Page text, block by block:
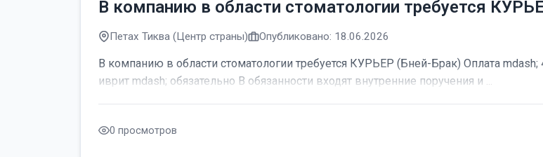
В компанию в области стоматологии требуется
Петах Тиква (Центр страны) Опубликовано: 18.06.2026
В компанию в области стоматологии требуется КУРЬЕР (Бней-Брак) Оплата
иврит mdash; обязательно В обязанности входят внутренние поручения и ...
0 просмотров